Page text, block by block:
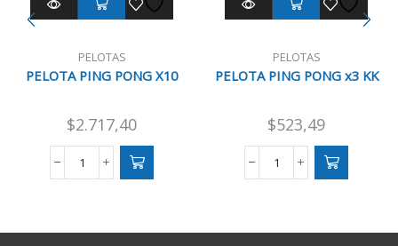
PELOTAS
PELOTA PING PONG X10
$2.717,40
PELOTA
cantidad
PELOTAS
PELOTA PING PONG x3 KK
$523,49
PELOTA
KK